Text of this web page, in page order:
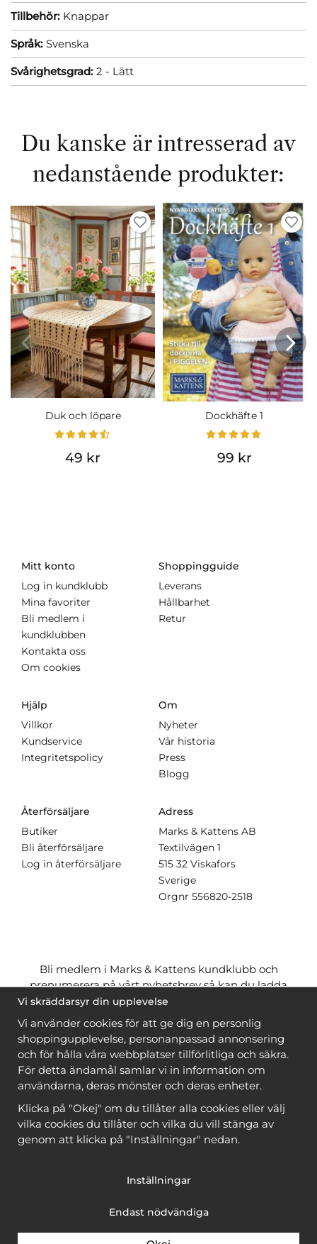
Tillbehör: Knappar
Språk: Svenska
Svårighetsgrad: 2 - Lätt
Du kanske är intresserad av
nedanstående produkter:
Duk och löpare
49 kr
Dockhäfte 1
99 kr
Mitt konto
Log in kundklubb
Mina favoriter
Bli medlem i
kundklubben
Kontakta oss
Om cookies
Shoppingguide
Leverans
Hållbarhet
Retur
Hjälp
Villkor
Kundservice
Integritetspolicy
Om
Nyheter
Vår historia
Press
Blogg
Återförsäljare
Butiker
Bli återförsäljare
Log in återförsäljare
Adress
Marks & Kattens AB
Textilvägen 1
515 32 Viskafors
Sverige
Orgnr 556820-2518
Bli medlem i Marks & Kattens kundklubb och
prenumerera på vårt nyhetsbrev så kan du ladda
ner många mönstergratisoch få många
när du handlar garn till mönstret. Du ser vilka som
är
gratis när du är inloggad
Bli medlem
Copyright © 2026, Marks & Kattens AB
Vi skräddarsyr din upplevelse
Vi använder cookies för att ge dig en personlig
shoppingupplevelse, personanpassad annonsering
och för hålla våra webbplatser tillförlitliga och säkra.
För detta ändamål samlar vi in information om
användarna, deras mönster och deras enheter.
Klicka på "Okej" om du tillåter alla cookies eller välj
vilka cookies du tillåter och vilka du vill stänga av
genom att klicka på "Inställningar" nedan.
Inställningar
Endast nödvändiga